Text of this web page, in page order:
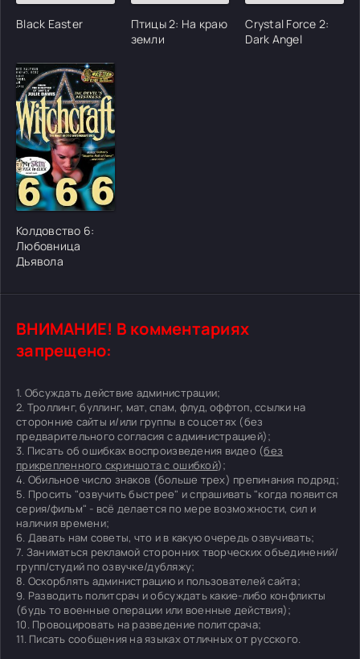
Black Easter
Птицы 2: На краю
земли
Crystal Force 2:
Dark Angel
Колдовство 6:
Любовница
Дьявола
ВНИМАНИЕ! В комментариях
запрещено:
1. Обсуждать действие администрации;
2. Троллинг, буллинг, мат, спам, флуд, оффтоп, ссылки на
сторонние сайты и/или группы в соцсетях (без
предварительного согласия с администрацией);
3. Писать об ошибках воспроизведения видео (без
прикрепленного скриншота с ошибкой);
4. Обильное число знаков (больше трех) препинания подряд;
5. Просить "озвучить быстрее" и спрашивать "когда появится
серия/фильм" - всё делается по мере возможности, сил и
наличия времени;
6. Давать нам советы, что и в какую очередь озвучивать;
7. Заниматься рекламой сторонних творческих объединений/
групп/студий по озвучке/дубляжу;
8. Оскорблять администрацию и пользователей сайта;
9. Разводить политсрач и обсуждать какие-либо конфликты
(будь то военные операции или военные действия);
10. Провоцировать на разведение политсрача;
11. Писать сообщения на языках отличных от русского.